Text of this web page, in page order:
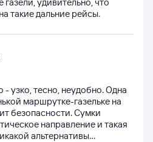
такие дальние рейсы.
узко, тесно, неудобно. Одна
маршрутке-газельке на
безопасности. Сумки
направление и такая
альтернативы…